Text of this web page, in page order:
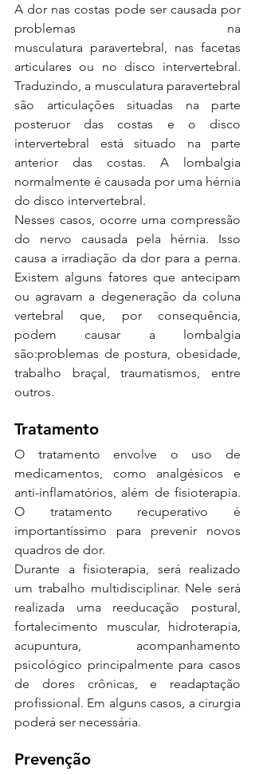
A dor nas costas pode ser causada por
problemas na
musculatura paravertebral, nas facetas
articulares ou no disco intervertebral.
Traduzindo, a musculatura paravertebral
são articulações situadas na parte
posteruor das costas e o disco
intervertebral está situado na parte
anterior das costas. A lombalgia
normalmente é causada por uma hérnia
do disco intervertebral.
Nesses casos, ocorre uma compressão
do nervo causada pela hérnia. Isso
causa a irradiação da dor para a perna.
Existem alguns fatores que antecipam
ou agravam a degeneração da coluna
vertebral que, por consequência,
podem causar a lombalgia
são:problemas de postura, obesidade,
trabalho braçal, traumatismos, entre
outros.
Tratamento
O tratamento envolve o uso de
medicamentos, como analgésicos e
anti-inflamatórios, além de fisioterapia.
O tratamento recuperativo é
importantíssimo para prevenir novos
quadros de dor.
Durante a fisioterapia, será realizado
um trabalho multidisciplinar. Nele será
realizada uma reeducação postural,
fortalecimento muscular, hidroterapia,
acupuntura,  acompanhamento
psicológico principalmente para casos
de dores crônicas, e readaptação
profissional. Em alguns casos, a cirurgia
poderá ser necessária.
Prevenção